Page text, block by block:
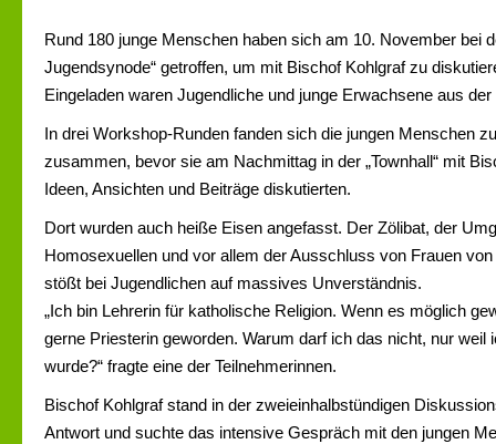
Rund 180 junge Menschen haben sich am 10. November bei
Jugendsynode“ getroffen, um mit Bischof Kohlgraf zu
Eingeladen waren Jugendliche und junge Erwachsene aus
In drei Workshop-Runden fanden sich die jungen Menschen
zusammen, bevor sie am Nachmittag in der „Townhall“ mit
Ideen, Ansichten und Beiträge diskutierten.
Dort wurden auch heiße Eisen angefasst. Der Zölibat, der
Homosexuellen und vor allem der Ausschluss von Frauen
stößt bei Jugendlichen auf massives Unverständnis.
„Ich bin Lehrerin für katholische Religion. Wenn es möglich
gerne Priesterin geworden. Warum darf ich das nicht, nur weil
wurde?“ fragte eine der Teilnehmerinnen.
Bischof Kohlgraf stand in der zweieinhalbstündigen
Antwort und suchte das intensive Gespräch mit den jungen